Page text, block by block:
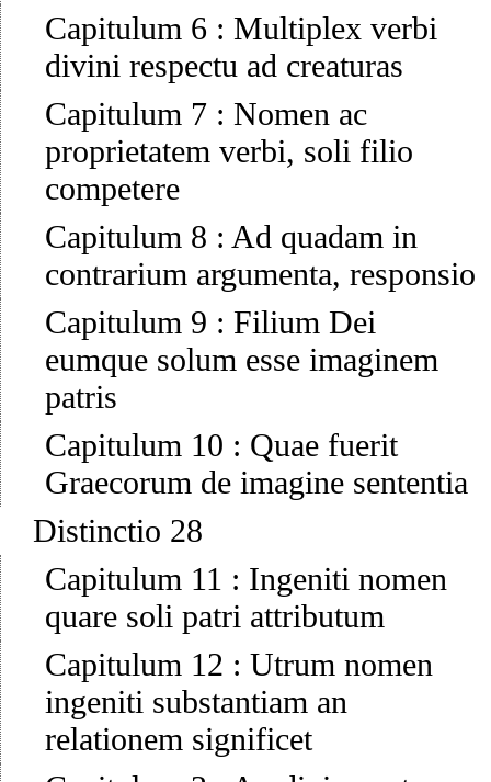
Capitulum 6 : Multiplex verbi
divini respectu ad creaturas
Capitulum 7 : Nomen ac
proprietatem verbi, soli filio
competere
Capitulum 8 : Ad quadam in
contrarium argumenta, responsio
Capitulum 9 : Filium Dei
eumque solum esse imaginem
patris
Capitulum 10 : Quae fuerit
Graecorum de imagine sententia
Distinctio 28
Capitulum 11 : Ingeniti nomen
quare soli patri attributum
Capitulum 12 : Utrum nomen
ingeniti substantiam an
relationem significet